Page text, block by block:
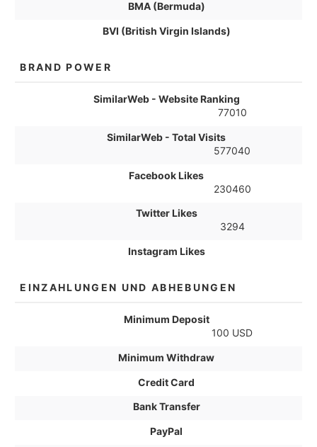
BMA (Bermuda)
BVI (British Virgin Islands)
BRAND POWER
SimilarWeb - Website Ranking
77010
SimilarWeb - Total Visits
577040
Facebook Likes
230460
Twitter Likes
3294
Instagram Likes
EINZAHLUNGEN UND ABHEBUNGEN
Minimum Deposit
100 USD
Minimum Withdraw
Credit Card
Bank Transfer
PayPal